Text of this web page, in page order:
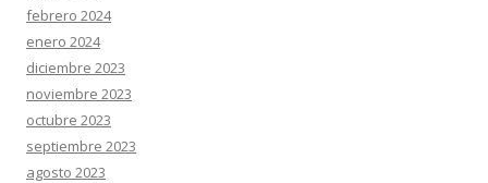
febrero 2024
enero 2024
diciembre 2023
noviembre 2023
octubre 2023
septiembre 2023
agosto 2023